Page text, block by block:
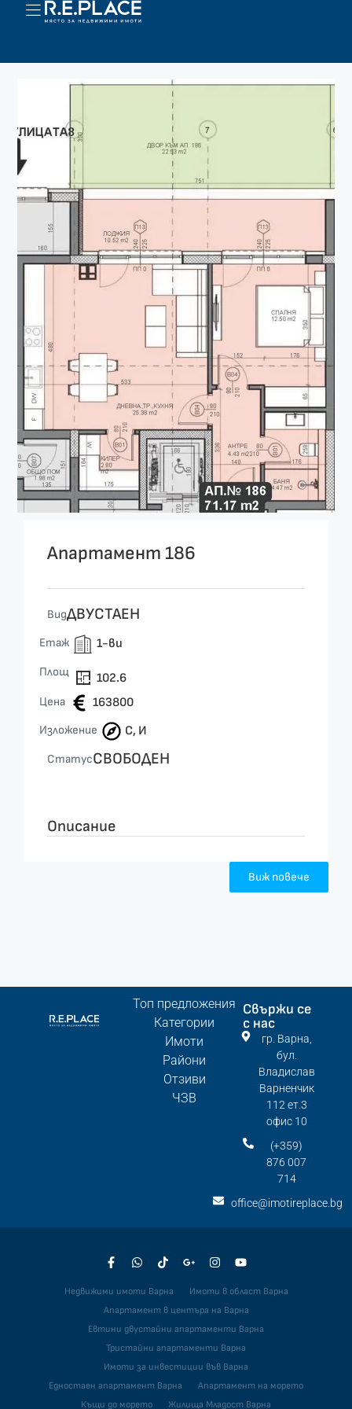
Апартамент 186
ВидДВУСТАЕН
Етаж
1-ви
Площ
102.6
Цена
163800
Изложение
С, И
СтатусСВОБОДЕН
Описание
Виж повече
Топ предложения
Категории
Имоти
Райони
Отзиви
ЧЗВ
Свържи се
с нас
гр. Варна,
бул.
Владислав
Варненчик
112 ет.3
офис 10
(+359)
876 007
714
office@imotireplace.bg
Недвижими имоти Варна
Имоти в област Варна
Апартамент в центъра на Варна
Евтини двустайни апартаменти Варна
Тристайни апартаменти Варна
Имоти за инвестиции във Варна
Едностаен апартамент Варна
Апартамент на морето
Къщи до морето
Жилища Младост Варна